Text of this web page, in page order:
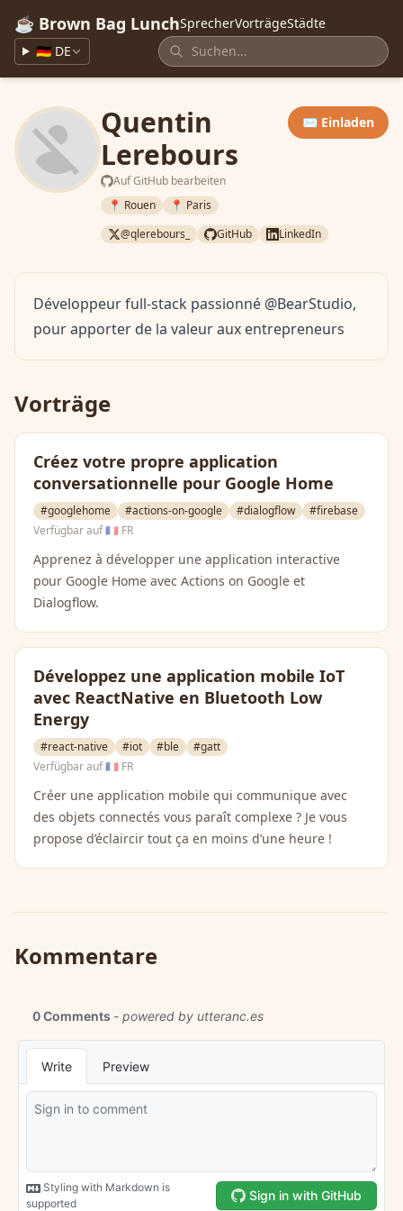
☕ Brown Bag LunchSprecherVorträgeStädte
🇩🇪 DE
Quentin
Lerebours
Auf GitHub bearbeiten
✉️ Einladen
📍 Rouen
📍 Paris
@qlerebours_
GitHub LinkedIn
Développeur full-stack passionné @BearStudio,
pour apporter de la valeur aux entrepreneurs
Vorträge
Créez votre propre application
conversationnelle pour Google Home
#googlehome #actions-on-google #dialogflow
#firebase
Verfügbar auf🇫🇷 FR
Apprenez à développer une application interactive
pour Google Home avec Actions on Google et
Dialogflow.
Développez une application mobile IoT
avec ReactNative en Bluetooth Low
Energy
#react-native #iot #ble
#gatt
Verfügbar auf🇫🇷 FR
Créer une application mobile qui communique avec
des objets connectés vous paraît complexe ? Je vous
propose d’éclaircir tout ça en moins d’une heure !
Kommentare